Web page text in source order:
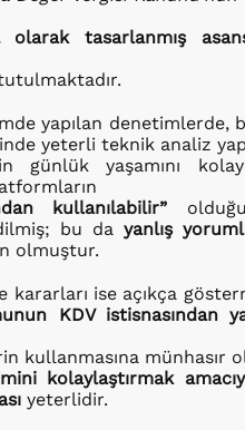
olarak tasarlanmış
yapılan denetimlerde,
yeterli teknik analiz
günlük yaşamını
kullanılabilir”
bu da yanlış
olmuştur.
kararları ise açıkça
KDV istisnasından
kullanmasına münhasır
kolaylaştırmak
yeterlidir.